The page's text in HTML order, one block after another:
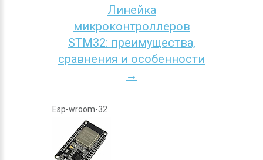
Линейка
микроконтроллеров
STM32: преимущества,
сравнения и особенности
→
Esp-wroom-32